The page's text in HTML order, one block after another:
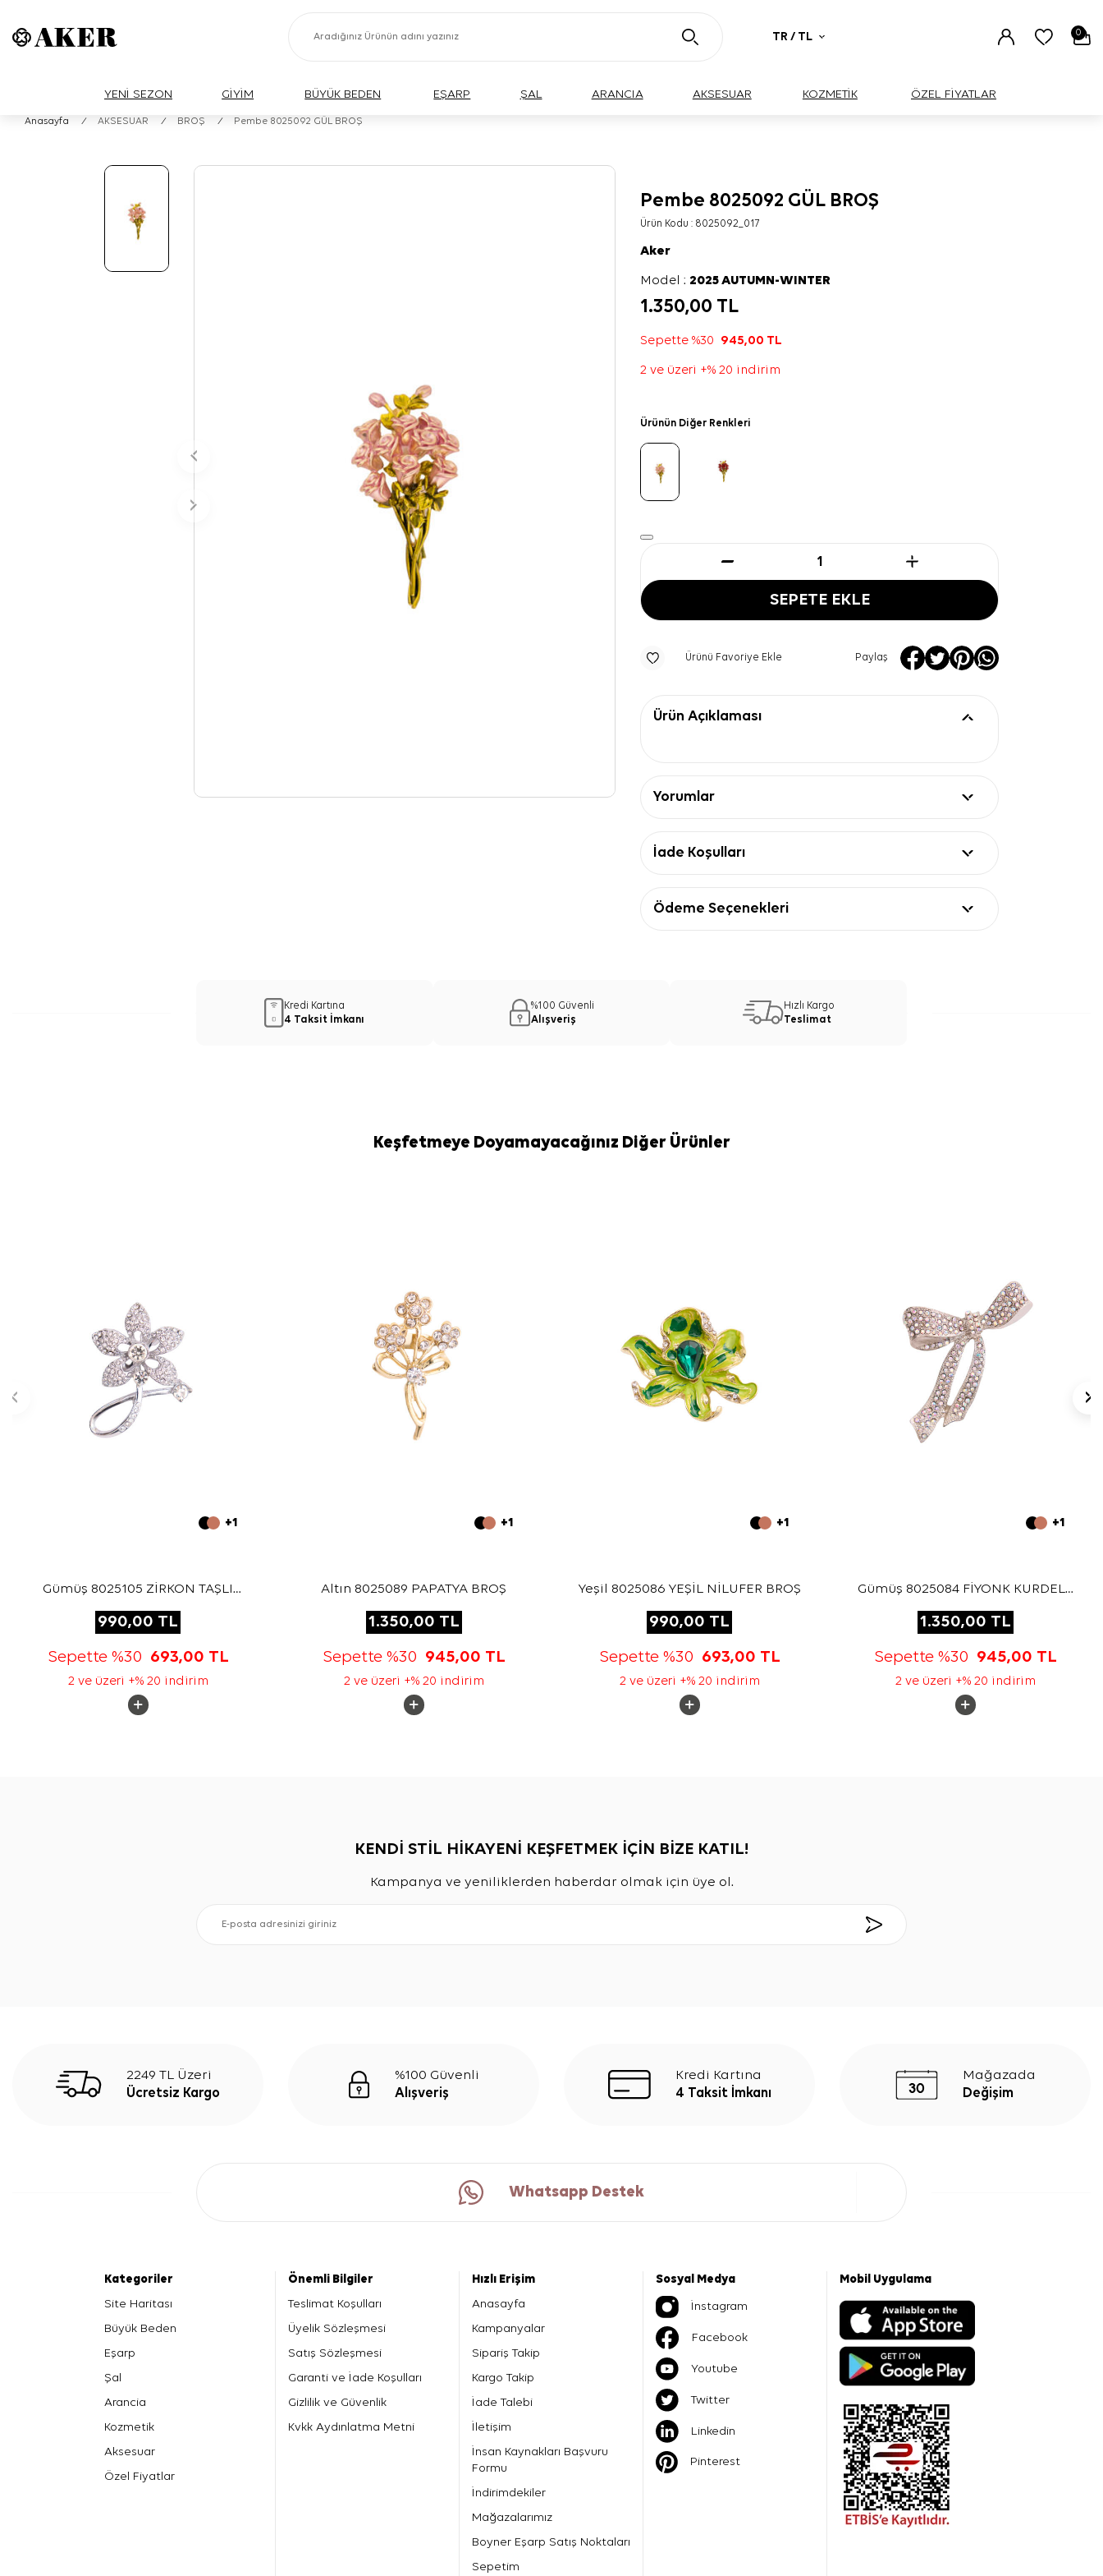
TR / TL 0
YENİ SEZON GİYİM BÜYÜK BEDEN EŞARP ŞAL ARANCIA AKSESUAR KOZMETİK ÖZEL FİYATLAR
Anasayfa / AKSESUAR / BROŞ / Pembe 8025092 GÜL BROŞ
Pembe 8025092 GÜL BROŞ
Ürün Kodu : 8025092_017
Aker
Model :2025 AUTUMN-WINTER
1.350,00 TL
Sepette %30 945,00 TL
2 ve üzeri +% 20 indirim
Ürünün Diğer Renkleri
SEPETE EKLE
Ürünü Favoriye Ekle Paylaş
Ürün Açıklaması
Yorumlar
İade Koşulları
Ödeme Seçenekleri
Kredi Kartına
4 Taksit İmkanı
%100 Güvenli
Alışveriş
Hızlı Kargo
Teslimat
Keşfetmeye Doyamayacağınız Diğer Ürünler
+1
Gümüş 8025105 ZİRKON TAŞLI
990,00 TL
Sepette %30 693,00 TL
2 ve üzeri +% 20 indirim
+1
Altın 8025089 PAPATYA BROŞ
1.350,00 TL
Sepette %30 945,00 TL
2 ve üzeri +% 20 indirim
+1
Yeşil 8025086 YEŞİL NİLUFER BROŞ
990,00 TL
Sepette %30 693,00 TL
2 ve üzeri +% 20 indirim
+1
Gümüş 8025084 FİYONK KURDELE
1.350,00 TL
Sepette %30 945,00 TL
2 ve üzeri +% 20 indirim
KENDİ STİL HİKAYENİ KEŞFETMEK İÇİN BİZE KATIL!
Kampanya ve yeniliklerden haberdar olmak için üye ol.
2249 TL Üzeri
Ücretsiz Kargo
%100 Güvenli
Alışveriş
Kredi Kartına
4 Taksit İmkanı
Mağazada
Değişim
Whatsapp Destek
Kategoriler
Site Haritası
Büyük Beden
Eşarp
Şal
Arancia
Kozmetik
Aksesuar
Özel Fiyatlar
Önemli Bilgiler
Teslimat Koşulları
Üyelik Sözleşmesi
Satış Sözleşmesi
Garanti ve İade Koşulları
Gizlilik ve Güvenlik
Kvkk Aydınlatma Metni
Hızlı Erişim
Anasayfa
Kampanyalar
Sipariş Takip
Kargo Takip
İade Talebi
İletişim
İnsan Kaynakları Başvuru
Formu
İndirimdekiler
Mağazalarımız
Boyner Eşarp Satış Noktaları
Sepetim
Sosyal Medya
İnstagram
Facebook
Youtube
Twitter
Linkedin
Pinterest
Mobil Uygulama